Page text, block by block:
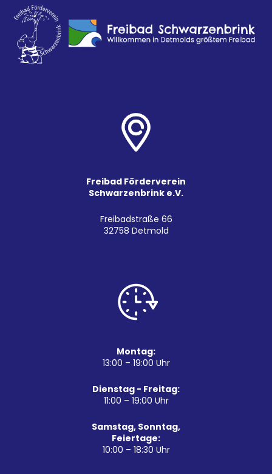
Freibad Förderverein
Schwarzenbrink e.V.
Freibadstraße 66
32758 Detmold
Montag:
13:00 – 19:00 Uhr
Dienstag - Freitag:
11:00 – 19:00 Uhr
Samstag, Sonntag,
Feiertage:
10:00 – 18:30 Uhr